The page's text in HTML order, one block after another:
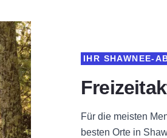
IHR SHAWNEE-
Für die meisten
besten Orte in